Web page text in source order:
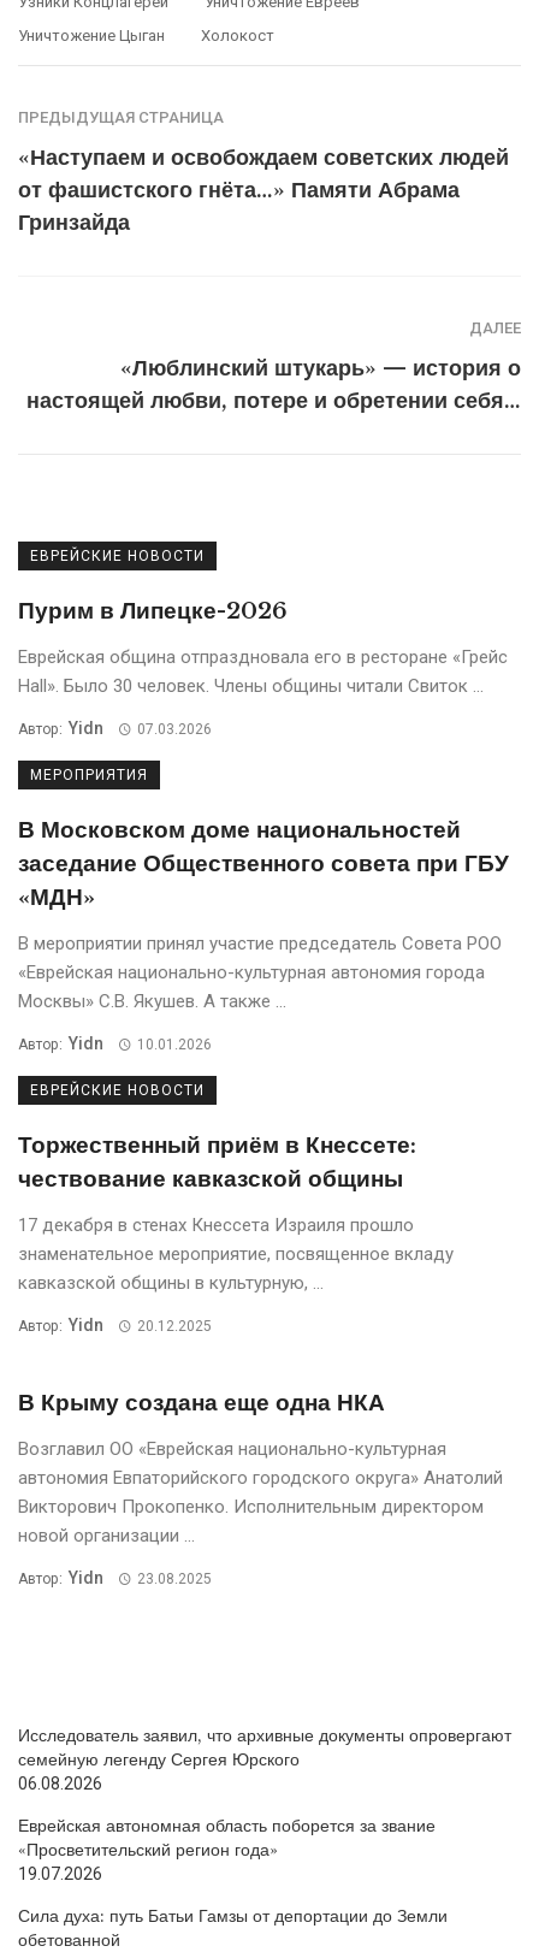
Уничтожение Цыган
Холокост
ПРЕДЫДУЩАЯ СТРАНИЦА
«Наступаем и освобождаем советских людей
от фашистского гнёта…» Памяти Абрама
Гринзайда
ДАЛЕЕ
«Люблинский штукарь» — история о
настоящей любви, потере и обретении себя…
ЕВРЕЙСКИЕ НОВОСТИ
Пурим в Липецке-2026
Еврейская община отпраздновала его в ресторане «Грейс
Hall». Было 30 человек. Члены общины читали Свиток ...
Автор: Yidn 07.03.2026
МЕРОПРИЯТИЯ
В Московском доме национальностей
заседание Общественного совета при ГБУ
«МДН»
В мероприятии принял участие председатель Совета РОО
«Еврейская национально-культурная автономия города
Москвы» С.В. Якушев. А также ...
Автор: Yidn 10.01.2026
ЕВРЕЙСКИЕ НОВОСТИ
Торжественный приём в Кнессете:
чествование кавказской общины
17 декабря в стенах Кнессета Израиля прошло
знаменательное мероприятие, посвященное вкладу
кавказской общины в культурную, ...
Автор: Yidn 20.12.2025
В Крыму создана еще одна НКА
Возглавил ОО «Еврейская национально-культурная
автономия Евпаторийского городского округа» Анатолий
Викторович Прокопенко. Исполнительным директором
новой организации ...
Автор: Yidn 23.08.2025
Исследователь заявил, что архивные документы опровергают
семейную легенду Сергея Юрского
06.08.2026
Еврейская автономная область поборется за звание
«Просветительский регион года»
19.07.2026
Сила духа: путь Батьи Гамзы от депортации до Земли
обетованной